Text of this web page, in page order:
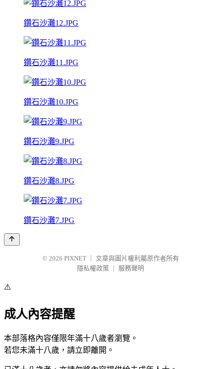
鑽石沙灘12.JPG
鑽石沙灘11.JPG
鑽石沙灘10.JPG
鑽石沙灘9.JPG
鑽石沙灘8.JPG
鑽石沙灘7.JPG
© 2026 PIXNET
文章與圖片權利屬原作者所有
隱私權政策
服務聲明
⚠️
成人內容提醒
本部落格內容僅限年滿十八歲者瀏覽。
若您未滿十八歲，請立即離開。